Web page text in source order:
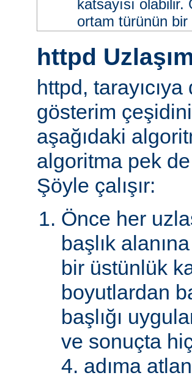
katsayısı
ortam türünün
httpd
httpd,
gösterim
aşağıdaki
algoritma pek de
Şöyle çalışır:
Önce her
başlık
bir üstünlük
boyutlardan
başlığı
ve sonuçta
4. adıma